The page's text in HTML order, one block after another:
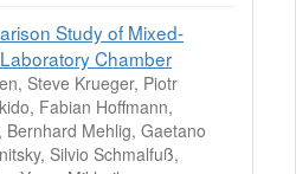
Study of Mixed-
Chamber
Steve Krueger, Piotr
Fabian Hoffmann,
Mehlig, Gaetano
Silvio Schmalfuß,